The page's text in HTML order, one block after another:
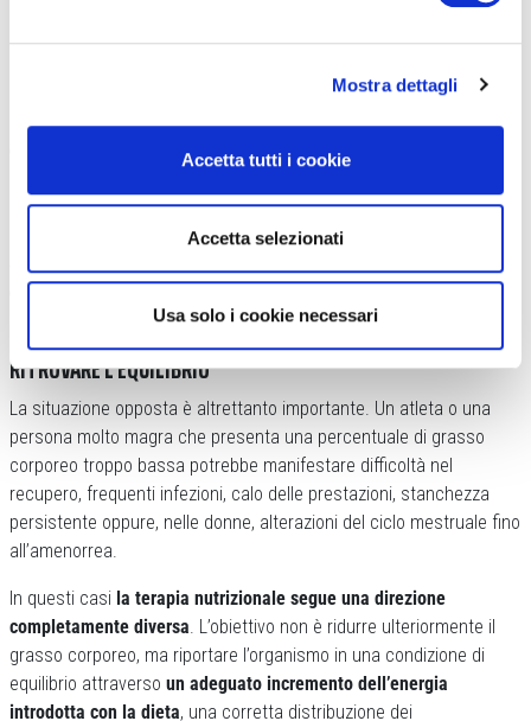
Mostra dettagli
Accetta tutti i cookie
Accetta selezionati
Usa solo i cookie necessari
Il piano alimentare potrà prevedereuna moderata restrizione
, un’adeguata quota proteica per preservare la massa
integrali e alimenti ricchi di fibre, insieme a una riduzione degli
alimenti ad alta densità energetica e degli zuccheri aggiunti.
Spesso sarà necessario rivedere anche alcune abitudini
quotidiane consolidate, perché il cambiamento dello stile
alimentare rappresenta il vero trattamento a lungo termine.
RITROVARE L’EQUILIBRIO
La situazione opposta è altrettanto importante. Un atleta o una
persona molto magra che presenta una percentuale di grasso
corporeo troppo bassa potrebbe manifestare difficoltà nel
recupero, frequenti infezioni, calo delle prestazioni, stanchezza
persistente oppure, nelle donne, alterazioni del ciclo mestruale fino
all’amenorrea.
In questi casi la terapia nutrizionale segue una direzione
completamente diversa. L’obiettivo non è ridurre ulteriormente il
grasso corporeo, ma riportare l’organismo in una condizione di
equilibrio attraverso un adeguato incremento dell’energia
introdotta con la dieta, una corretta distribuzione dei